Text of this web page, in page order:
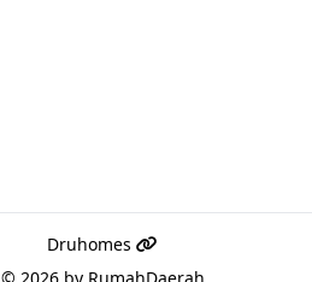
Druhomes